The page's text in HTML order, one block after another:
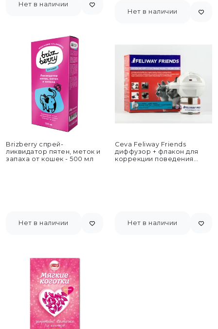
Нет в наличии
Нет в наличии
Brizberry спрей-
ликвидатор пятен, меток и
запаха от кошек - 500 мл
Нет в наличии
Ceva Feliway Friends
диффузор + флакон для
коррекции поведения
Нет в наличии